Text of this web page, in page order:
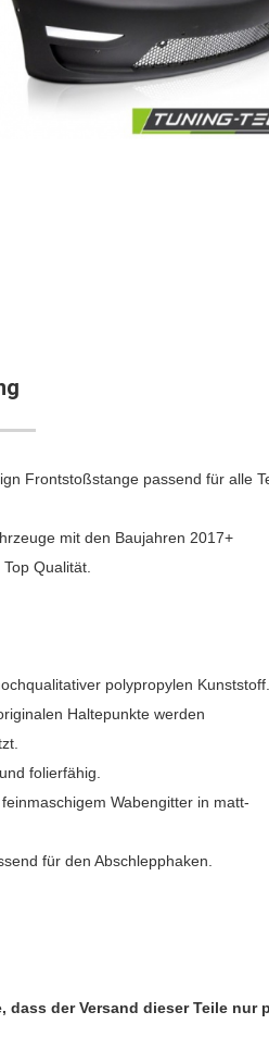
Frontstoßstange passend für alle
mit den Baujahren 2017+
Qualität.
polypropylen
Haltepunkte werden
folierfähig.
Wabengitter in matt-
für den Abschlepphaken.
dass der Versand dieser Teile nur